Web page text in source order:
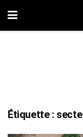
Étiquette : secte